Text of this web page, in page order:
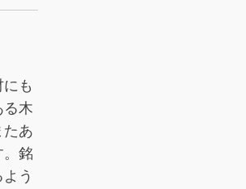
も
る木
たあ
。銘
う